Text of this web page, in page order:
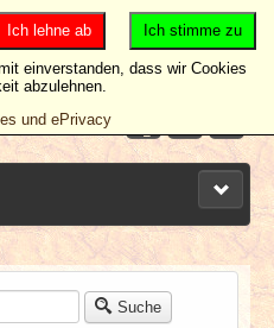
Suche
Ich stimme zu
Ich lehne ab
einverstanden, dass wir Cookies
abzulehnen.
und ePrivacy